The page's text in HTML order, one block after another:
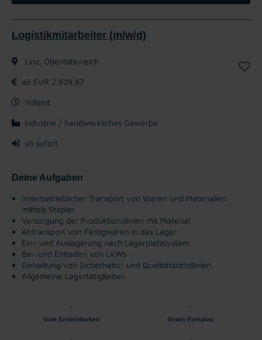
Logistikmitarbeiter (m/w/d)
Linz, Oberösterreich
ab EUR 2.829,87
Vollzeit
Industrie / handwerkliches Gewerbe
ab sofort
Deine Aufgaben
Innerbetrieblicher Transport von Waren und Materialien
mittels Stapler
Versorgung der Produktionslinien mit Material
Abtransport von Fertigwaren in das Lager
Ein- und Auslagerung nach Lagerplatzsystem
Be- und Entladen von LKWs
Einhaltung von Sicherheits- und Qualitätsrichtlinien
Allgemeine Lagertätigkeiten
Gute Erreichbarkeit Gratis Parkplatz